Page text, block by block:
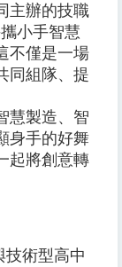
主辦的技職
小手智慧
不僅是一場
同組隊、提
慧製造、智
身手的好舞
起將創意轉
技術型高中